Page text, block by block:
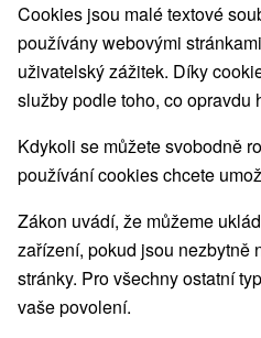
Vyberte lokalitu nebo
VŠECHNY TOP -
Cookies jsou malé textové
používány webovými
uživatelský zážitek. Díky
služby podle toho, co opravdu
Kdykoli se můžete svobodně
používání cookies chcete
Zákon uvádí, že můžeme
zařízení, pokud jsou nezbytně
stránky. Pro všechny ostatní
vaše povolení.